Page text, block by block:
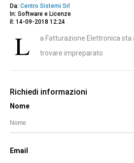
Da: Centro Sistemi Srl
In: Software e Licenze
Il: 14-09-2018 12:24
L
a Fatturazione Elettronica sta
trovare impreparato
Richiedi informazioni
Nome
Email